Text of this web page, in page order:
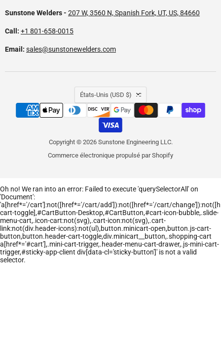
Sunstone Welders - 207 W, 3560 N, Spanish Fork, UT, US, 84660
Call: +1 801-658-0015
Email: sales@sunstonewelders.com
PAYS
États-Unis (USD $)
Copyright © 2026 Sunstone Engineering LLC.
Commerce électronique propulsé par Shopify
Oh no! We ran into an error: Failed to execute 'querySelectorAll' on
'Document':
'a[href*='/cart']:not([href*='/cart/add']):not([href*='/cart/
cart-toggle],#CartButton-Desktop,#CartButton,#cart-icon-bubble,.slide-
menu-cart,.icon-cart:not(svg),.cart-icon:not(svg),.cart-
link:not(div.header-icons):not(ul),button.minicart-open,button.js-cart-
button,button.header-cart-toggle,div.minicart__button,.shopping-cart
a[href*='#cart'],.mini-cart-trigger,.header-menu-cart-drawer,.js-mini-cart-
trigger,#sticky-app-client div[data-cl='sticky-button']' is not a valid
selector.